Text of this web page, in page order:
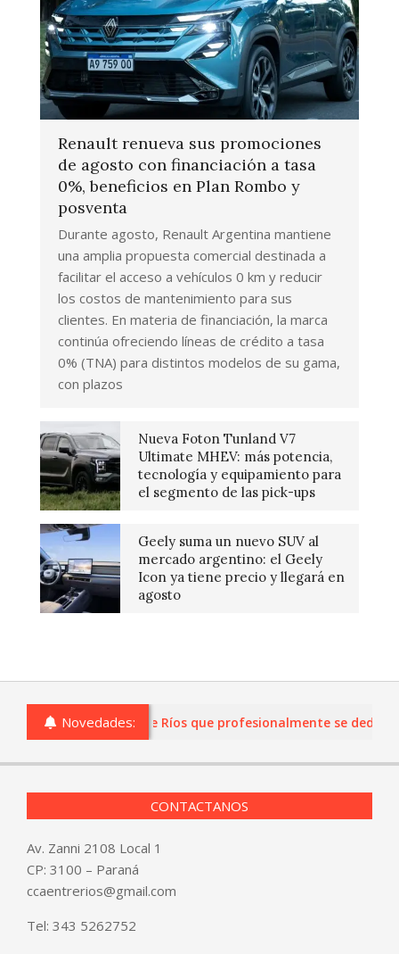
Renault renueva sus promociones
de agosto con financiación a tasa
0%, beneficios en Plan Rombo y
posventa
Durante agosto, Renault Argentina mantiene
una amplia propuesta comercial destinada a
facilitar el acceso a vehículos 0 km y reducir
los costos de mantenimiento para sus
clientes. En materia de financiación, la marca
continúa ofreciendo líneas de crédito a tasa
0% (TNA) para distintos modelos de su gama,
con plazos
Nueva Foton Tunland V7
Ultimate MHEV: más potencia,
tecnología y equipamiento para
el segmento de las pick-ups
Geely suma un nuevo SUV al
mercado argentino: el Geely
Icon ya tiene precio y llegará en
agosto
Novedades:
o comercios de Entre Ríos que profesionalmente se
CONTACTANOS
Av. Zanni 2108 Local 1
CP: 3100 – Paraná
ccaentrerios@gmail.com
Tel: 343 5262752